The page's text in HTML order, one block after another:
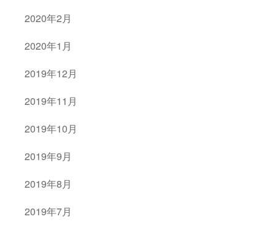
2020年2月
2020年1月
2019年12月
2019年11月
2019年10月
2019年9月
2019年8月
2019年7月